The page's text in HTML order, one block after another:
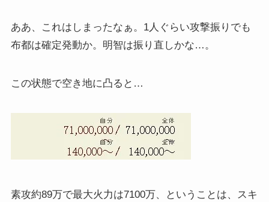
ああ、これはしまったなぁ。1人ぐらい攻撃振りでも
布都は確定発動か。明智は振り直しかな…。
この状態で空き地に凸ると…
素攻約89万で最大火力は7100万、ということは、スキ